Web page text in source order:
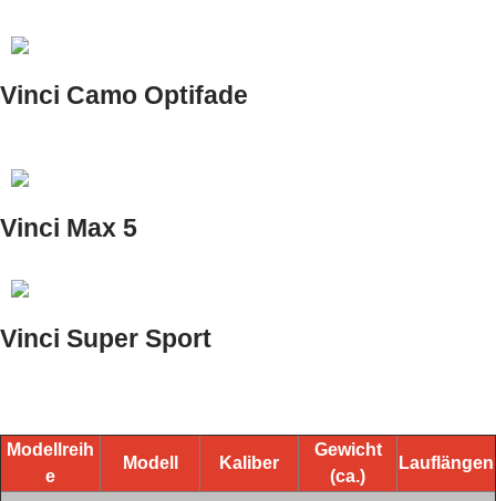
Vinci Camo Optifade
Vinci Max 5
Vinci Super Sport
Modellreih
e
Modell Kaliber
Gewicht
(ca.)
Lauflängen